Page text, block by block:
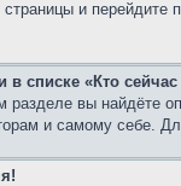
и перейдите
в списке «Кто
разделе вы найдёте
и самому себе.